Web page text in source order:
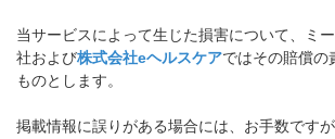
当サービスによって生じた損害について、ミ
社および株式会社eヘルスケアではその賠償の
ものとします。
掲載情報に誤りがある場合には、お手数ですが